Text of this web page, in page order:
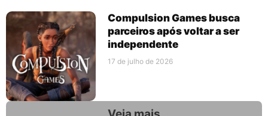
Compulsion Games busca
parceiros após voltar a ser
independente
17 de julho de 2026